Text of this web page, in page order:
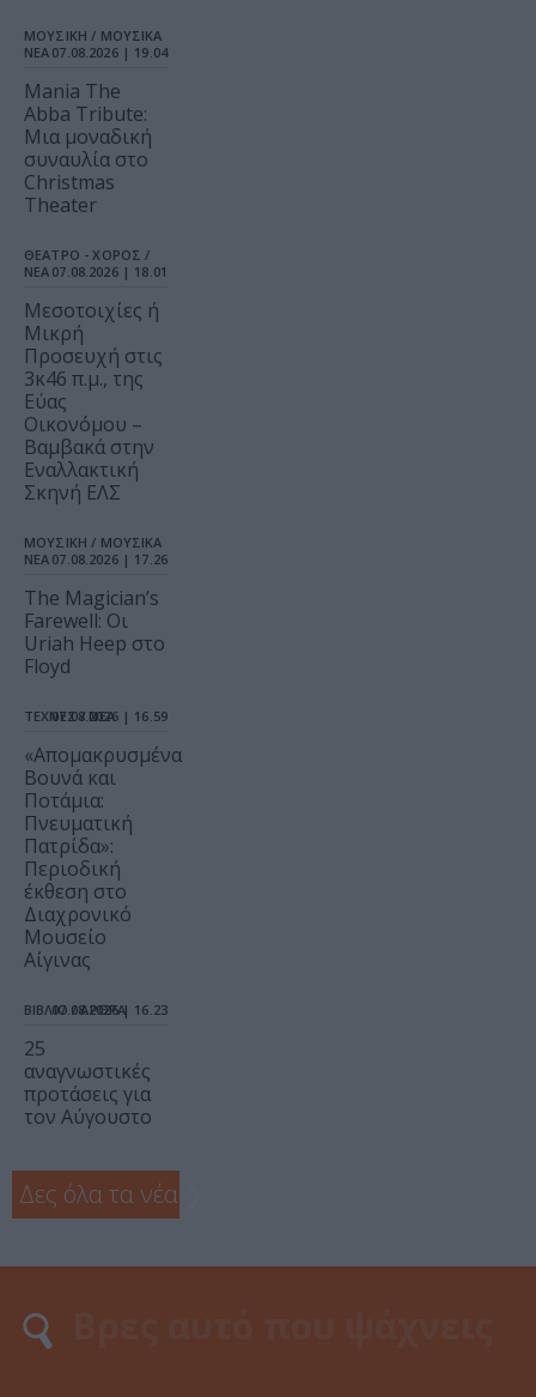
ΜΟΥΣΙΚΗ / ΜΟΥΣΙΚΑ
ΝΕΑ 07.08.2026 | 19.04
Mania The
Abba Tribute:
Μια μοναδική
συναυλία στο
Christmas
Theater
ΘΕΑΤΡΟ - ΧΟΡΟΣ /
ΝΕΑ 07.08.2026 | 18.01
Μεσοτοιχίες ή
Μικρή
Προσευχή στις
3κ46 π.μ., της
Εύας
Οικονόμου –
Βαμβακά στην
Εναλλακτική
Σκηνή ΕΛΣ
ΜΟΥΣΙΚΗ / ΜΟΥΣΙΚΑ
ΝΕΑ 07.08.2026 | 17.26
The Magician’s
Farewell: Οι
Uriah Heep στο
Floyd
ΤΕΧΝΕΣ / ΝΕΑ
07.08.2026 | 16.59
«Απομακρυσμένα
Βουνά και
Ποτάμια:
Πνευματική
Πατρίδα»:
Περιοδική
έκθεση στο
Διαχρονικό
Μουσείο
Αίγινας
ΒΙΒΛΙΟ / ΑΡΘΡΑ
07.08.2026 | 16.23
25
αναγνωστικές
προτάσεις για
τον Αύγουστο
Δες όλα τα νέα